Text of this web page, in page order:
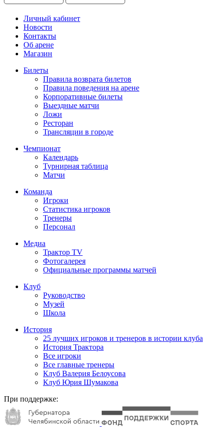
Личный кабинет
Новости
Контакты
Об арене
Магазин
Билеты
Правила возврата билетов
Правила поведения на арене
Корпоративные билеты
Выездные матчи
Ложи
Ресторан
Трансляции в городе
Чемпионат
Календарь
Турнирная таблица
Матчи
Команда
Игроки
Статистика игроков
Тренеры
Персонал
Медиа
Трактор TV
Фотогалерея
Официальные программы матчей
Клуб
Руководство
Музей
Школа
История
25 лучших игроков и тренеров в истории клуба
История Трактора
Все игроки
Все главные тренеры
Клуб Валерия Белоусова
Клуб Юрия Шумакова
При поддержке: